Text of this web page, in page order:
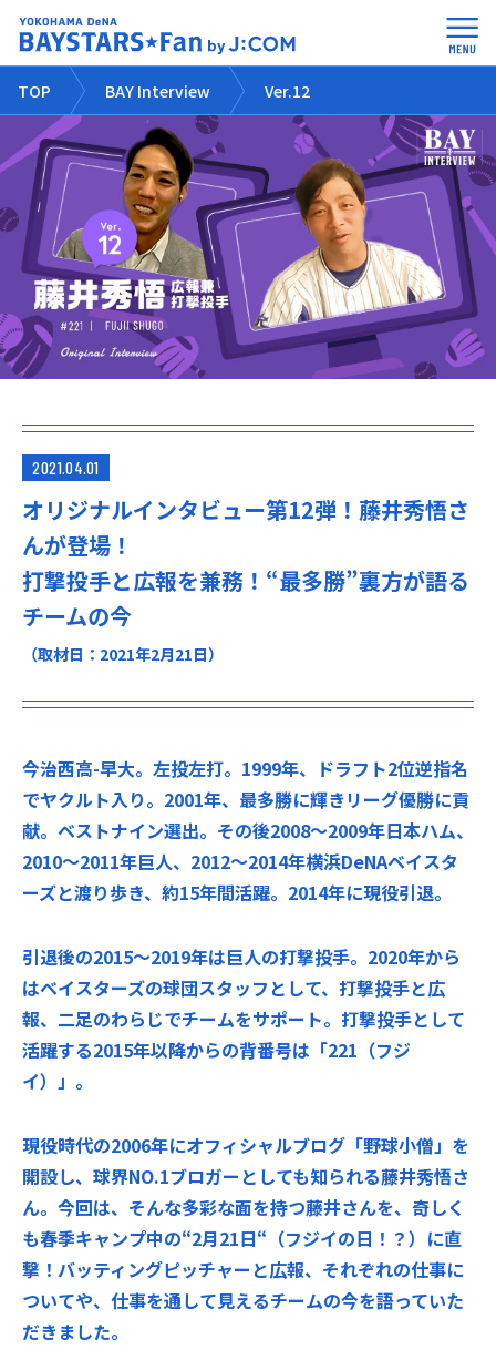
TOP BAY Interview Ver.12
2021.04.01
オリジナルインタビュー第12弾！藤井秀悟さ
んが登場！
打撃投手と広報を兼務！“最多勝”裏方が語る
チームの今
（取材日：2021年2月21日）
今治西高-早大。左投左打。1999年、ドラフト2位逆指名
でヤクルト入り。2001年、最多勝に輝きリーグ優勝に貢
献。ベストナイン選出。その後2008〜2009年日本ハム、
2010〜2011年巨人、2012〜2014年横浜DeNAベイスタ
ーズと渡り歩き、約15年間活躍。2014年に現役引退。
引退後の2015〜2019年は巨人の打撃投手。2020年から
はベイスターズの球団スタッフとして、打撃投手と広
報、二足のわらじでチームをサポート。打撃投手として
活躍する2015年以降からの背番号は「221（フジ
イ）」。
現役時代の2006年にオフィシャルブログ「野球小僧」を
開設し、球界NO.1ブロガーとしても知られる藤井秀悟さ
ん。今回は、そんな多彩な面を持つ藤井さんを、奇しく
も春季キャンプ中の“2月21日“（フジイの日！？）に直
撃！バッティングピッチャーと広報、それぞれの仕事に
ついてや、仕事を通して見えるチームの今を語っていた
だきました。